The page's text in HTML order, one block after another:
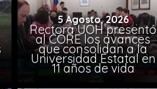
5 Agosto, 2026
Rectora UOH presentó
al CORE los avances
que consolidan a la
Universidad Estatal en
11 años de vida